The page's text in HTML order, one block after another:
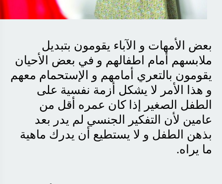
بعض الأمهات و الآباء يقومون بتبديل
ملابسهم أمام اطفالهم و في بعض الأحيان
يقومون بالتعري أمامهم و الإستحمام معهم
و هذا الأمر لا يشكل أزمة نفسية على
الطفل الصغير إذا كان عمره أقل من
عامين لأن التفكير الجنسي لم يدر بعد
بذهن الطفل و لا يستطيع أن يدرك ماهية
ما يراه.